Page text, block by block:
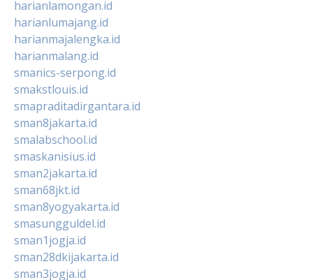
harianlamongan.id
harianlumajang.id
harianmajalengka.id
harianmalang.id
smanics-serpong.id
smakstlouis.id
smapraditadirgantara.id
sman8jakarta.id
smalabschool.id
smaskanisius.id
sman2jakarta.id
sman68jkt.id
sman8yogyakarta.id
smasungguldel.id
sman1jogja.id
sman28dkijakarta.id
sman3jogja.id